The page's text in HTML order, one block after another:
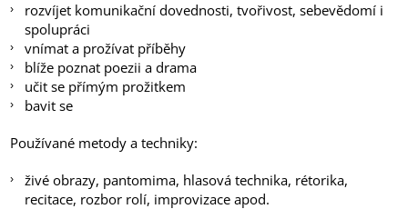
rozvíjet komunikační dovednosti, tvořivost, sebevědomí i
spolupráci
vnímat a prožívat příběhy
blíže poznat poezii a drama
učit se přímým prožitkem
bavit se
Používané metody a techniky:
živé obrazy, pantomima, hlasová technika, rétorika,
recitace, rozbor rolí, improvizace apod.